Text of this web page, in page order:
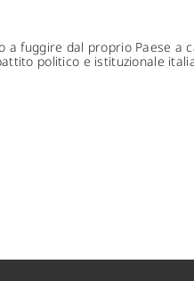
fuggire dal proprio Paese a
politico e istituzionale